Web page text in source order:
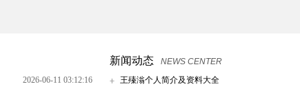
2026-06-11 03:12:16
新闻动态
NEWS CENTER
王殝滃个人简介及资料大全